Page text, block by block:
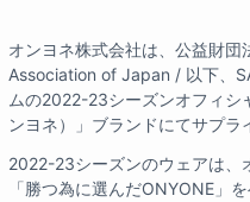
オンヨネ株式会社は、公益財
Association of Japan / 以下、
ムの2022-23シーズンオフィシ
ンヨネ）」ブランドにてサプラ
2022-23シーズンのウェアは、
「勝つ為に選んだONYONE」